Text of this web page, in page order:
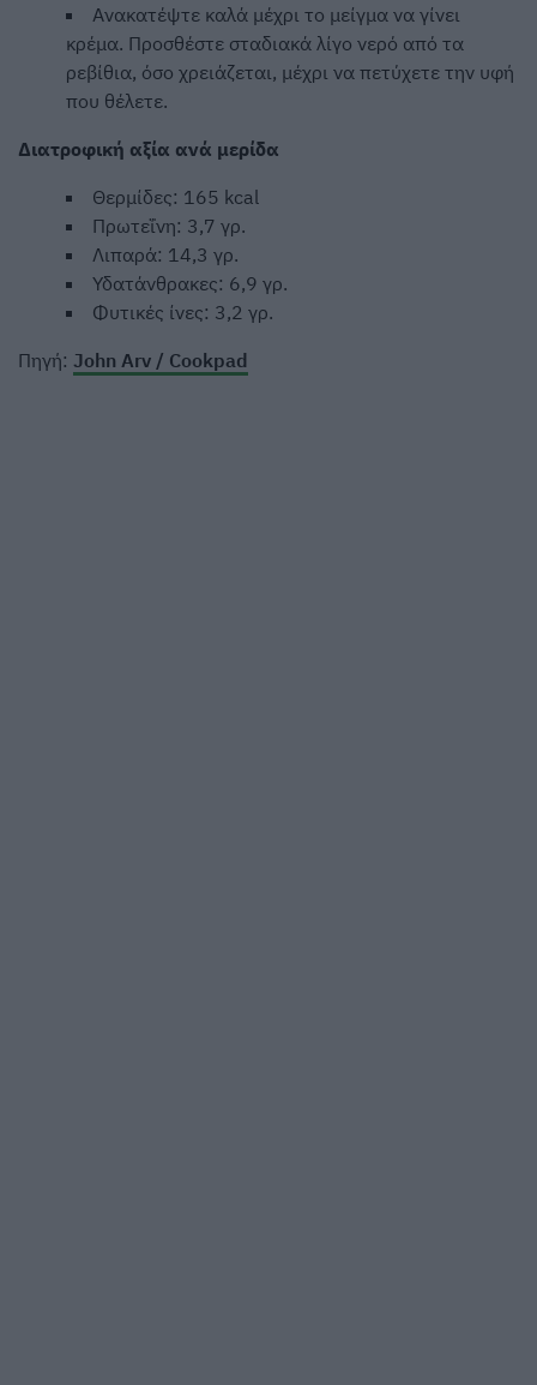
Ανακατέψτε καλά μέχρι το μείγμα να γίνει
κρέμα. Προσθέστε σταδιακά λίγο νερό από τα
ρεβίθια, όσο χρειάζεται, μέχρι να πετύχετε την υφή
που θέλετε.
Διατροφική αξία ανά μερίδα
Θερμίδες: 165 kcal
Πρωτεΐνη: 3,7 γρ.
Λιπαρά: 14,3 γρ.
Υδατάνθρακες: 6,9 γρ.
Φυτικές ίνες: 3,2 γρ.
Πηγή: John Arv / Cookpad